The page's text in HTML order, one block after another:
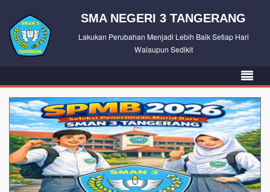
SMA NEGERI 3 TANGERANG
Lakukan Perubahan Menjadi Lebih Baik Setiap Hari
Walaupun Sedikit